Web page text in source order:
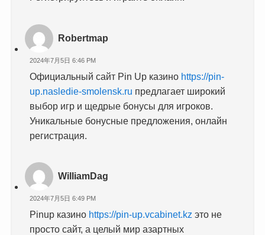
Robertmap
2024年7月5日 6:46 PM
Официальный сайт Pin Up казино https://pin-
up.nasledie-smolensk.ru предлагает широкий
выбор игр и щедрые бонусы для игроков.
Уникальные бонусные предложения, онлайн
регистрация.
WilliamDag
2024年7月5日 6:49 PM
Pinup казино https://pin-up.vcabinet.kz это не
просто сайт, а целый мир азартных